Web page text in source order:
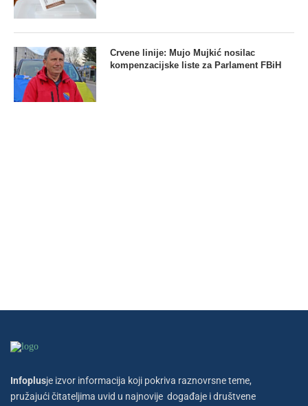
Crvene linije: Mujo Mujkić nosilac
kompenzacijske liste za Parlament FBiH
Infoplusje izvor informacija koji pokriva raznovrsne teme,
pružajući čitateljima uvid u najnovije događaje i društvene